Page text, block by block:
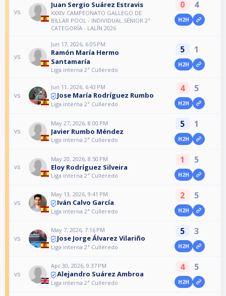
vs
Juan Sergio Suárez Estravis
XXXIV CAMPEONATO GALLEGO DE
BILLAR POOL - INDIVIDUAL SÉNIOR 2ª
CATEGORÍA - LALÍN 2026
0 4
H2H
vs
Jun 17, 2026, 6:05 PM
Ramón María Hermo
Santamaría
Liga interna 2ª Culleredo
5 1
H2H
vs
Jun 11, 2026, 6:43 PM
Jose María Rodríguez Rumbo
Liga interna 2ª Culleredo
4 5
H2H
vs
May 27, 2026, 8:00 PM
Javier Rumbo Méndez
Liga interna 2ª Culleredo
5 1
H2H
vs
May 20, 2026, 8:50 PM
Eloy Rodríguez Silveira
Liga interna 2ª Culleredo
1 5
H2H
vs
May 13, 2026, 9:41 PM
Iván Calvo García
Liga interna 2ª Culleredo
2 5
H2H
vs
May 7, 2026, 7:16 PM
Jose Jorge Álvarez Vilariño
Liga interna 2ª Culleredo
5 3
H2H
vs
Apr 30, 2026, 9:37 PM
Alejandro Suárez Ambroa
Liga interna 2ª Culleredo
4 5
H2H